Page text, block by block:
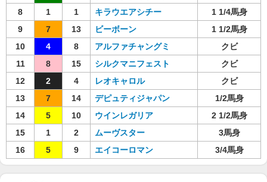
8
1 1 キラウエアシチー
1 1/4馬身
9
7 13 ビーボーン
1 1/2馬身
10
4 8 アルファチャングミ
クビ
11
8 15 シルクマニフェスト
クビ
12
2 4 レオキャロル
クビ
13
7 14 デピュティジャパン
1/2馬身
14
5 10 ウインレガリア
2 1/2馬身
15
1 2 ムーヴスター
3馬身
16
5 9 エイコーロマン 3/4馬身